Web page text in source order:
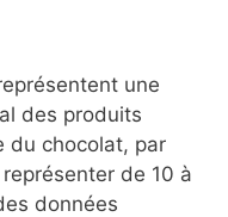
une
des produits
du chocolat, par
de 10 à
données